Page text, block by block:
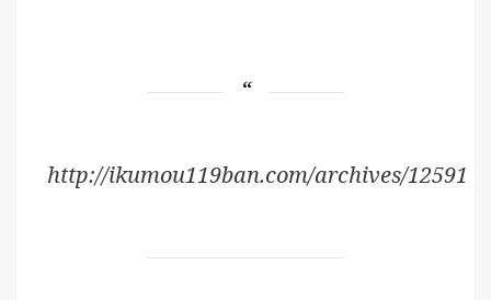
http://ikumou119ban.com/archives/12591